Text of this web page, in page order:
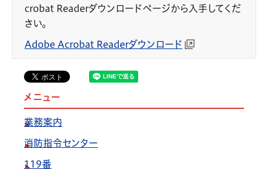
crobat Readerダウンロードページから入手してくだ
さい。
Adobe Acrobat Readerダウンロード
メニュー
業務案内
消防指令センター
119番